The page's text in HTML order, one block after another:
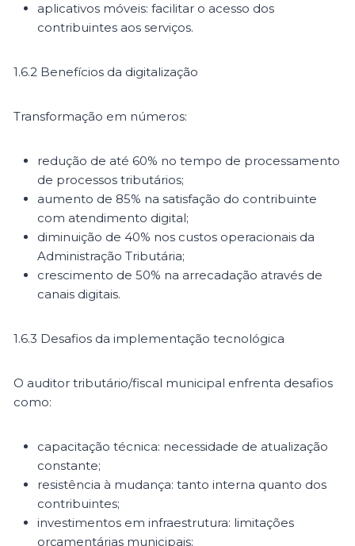
aplicativos móveis: facilitar o acesso dos
contribuintes aos serviços.
1.6.2 Benefícios da digitalização
Transformação em números:
redução de até 60% no tempo de processamento
de processos tributários;
aumento de 85% na satisfação do contribuinte
com atendimento digital;
diminuição de 40% nos custos operacionais da
Administração Tributária;
crescimento de 50% na arrecadação através de
canais digitais.
1.6.3 Desafios da implementação tecnológica
O auditor tributário/fiscal municipal enfrenta desafios
como:
capacitação técnica: necessidade de atualização
constante;
resistência à mudança: tanto interna quanto dos
contribuintes;
investimentos em infraestrutura: limitações
orçamentárias municipais;